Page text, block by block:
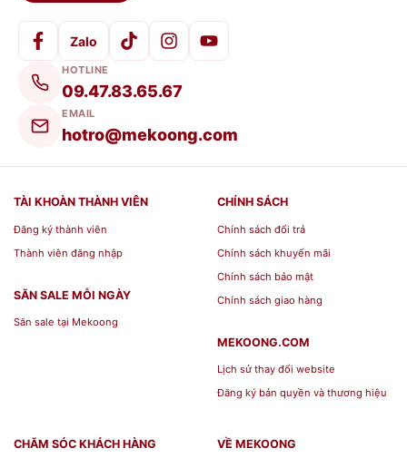
Zalo
HOTLINE
09.47.83.65.67
EMAIL
hotro@mekoong.com
TÀI KHOÀN THÀNH VIÊN
Đăng ký thành viên
Thành viên đăng nhập
SĂN SALE MỖI NGÀY
Săn sale tại Mekoong
CHÍNH SÁCH
Chính sách đổi trả
Chính sách khuyến mãi
Chính sách bảo mật
Chính sách giao hàng
MEKOONG.COM
Lịch sử thay đổi website
Đăng ký bản quyền và thương hiệu
CHĂM SÓC KHÁCH HÀNG VỀ MEKOONG